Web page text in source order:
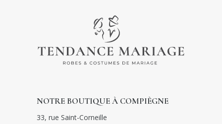
NOTRE BOUTIQUE À COMPIÈGNE
33, rue Saint-Corneille